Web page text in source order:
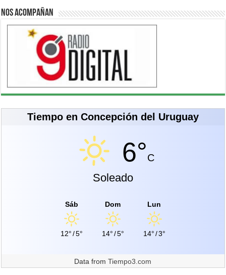
Nos acompañan
Tiempo en Concepción del Uruguay
6°C
Soleado
Sáb
12°/5°
Dom
14°/5°
Lun
14°/3°
Data fromTiempo3.com